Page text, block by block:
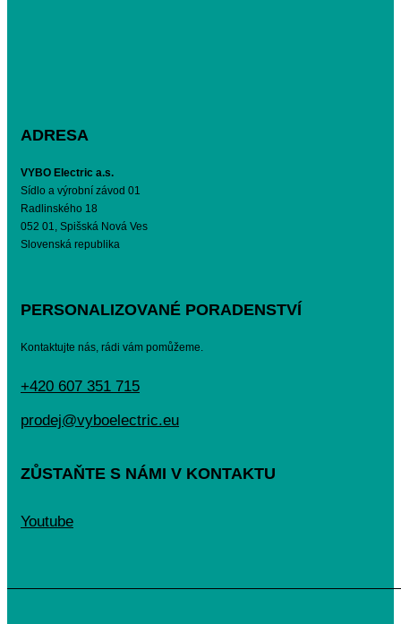
ADRESA
VYBO Electric a.s.
Sídlo a výrobní závod 01
Radlinského 18
052 01, Spišská Nová Ves
Slovenská republika
PERSONALIZOVANÉ PORADENSTVÍ
Kontaktujte nás, rádi vám pomůžeme.
+420 607 351 715
prodej@vyboelectric.eu
ZŮSTAŇTE S NÁMI V KONTAKTU
Youtube